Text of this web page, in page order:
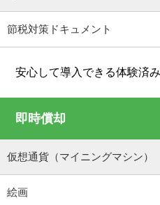
節税対策ドキュメント
安心して導入できる体験済
即時償却
仮想通貨（マイニングマシン）
絵画